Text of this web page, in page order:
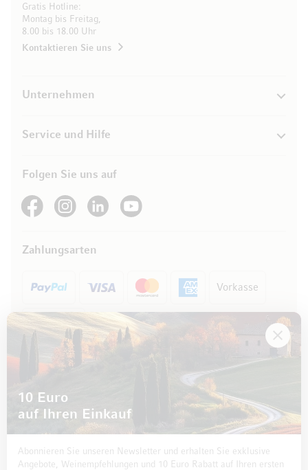
Gratis Hotline:
Montag bis Freitag,
8.00 bis 18.00 Uhr
Kontaktieren Sie uns
Unternehmen
Service und Hilfe
Folgen Sie uns auf
See our FacebookSee our Instagram account
See our LinkedInSee our YouTube channel
Zahlungsarten
Vorkasse
Rechnung
10 Euro
auf Ihren Einkauf
Abonnieren Sie unseren Newsletter und erhalten Sie exklusive
Angebote, Weinempfehlungen und 10 Euro Rabatt auf Ihren ersten